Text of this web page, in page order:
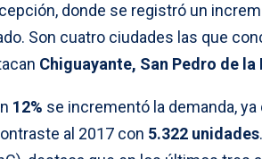
donde se registró un
Son cuatro ciudades las que
Chiguayante, San Pedro de
12% se incrementó la demanda,
al 2017 con 5.322 unidades